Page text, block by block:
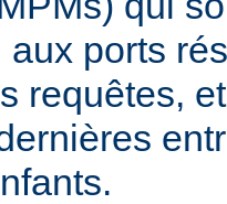
aux ports
requêtes,